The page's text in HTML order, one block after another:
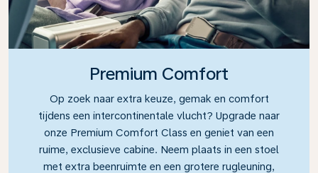
Premium Comfort
Op zoek naar extra keuze, gemak en comfort
tijdens een intercontinentale vlucht? Upgrade naar
onze Premium Comfort Class en geniet van een
ruime, exclusieve cabine. Neem plaats in een stoel
met extra beenruimte en een grotere rugleuning,